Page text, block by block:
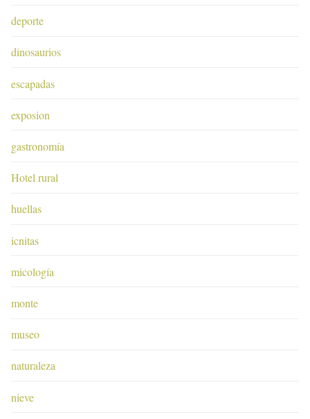
deporte
dinosaurios
escapadas
exposion
gastronomía
Hotel rural
huellas
icnitas
micología
monte
museo
naturaleza
nieve